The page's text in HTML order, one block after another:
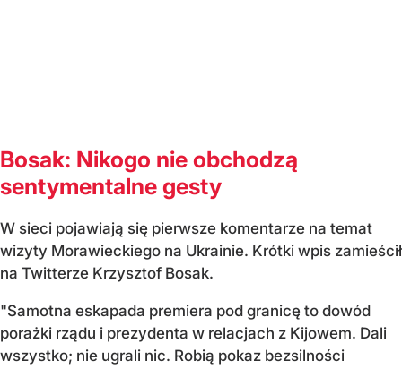
Bosak: Nikogo nie obchodzą
sentymentalne gesty
W sieci pojawiają się pierwsze komentarze na temat
wizyty Morawieckiego na Ukrainie. Krótki wpis zamieścił
na Twitterze Krzysztof Bosak.
"Samotna eskapada premiera pod granicę to dowód
porażki rządu i prezydenta w relacjach z Kijowem. Dali
wszystko; nie ugrali nic. Robią pokaz bezsilności